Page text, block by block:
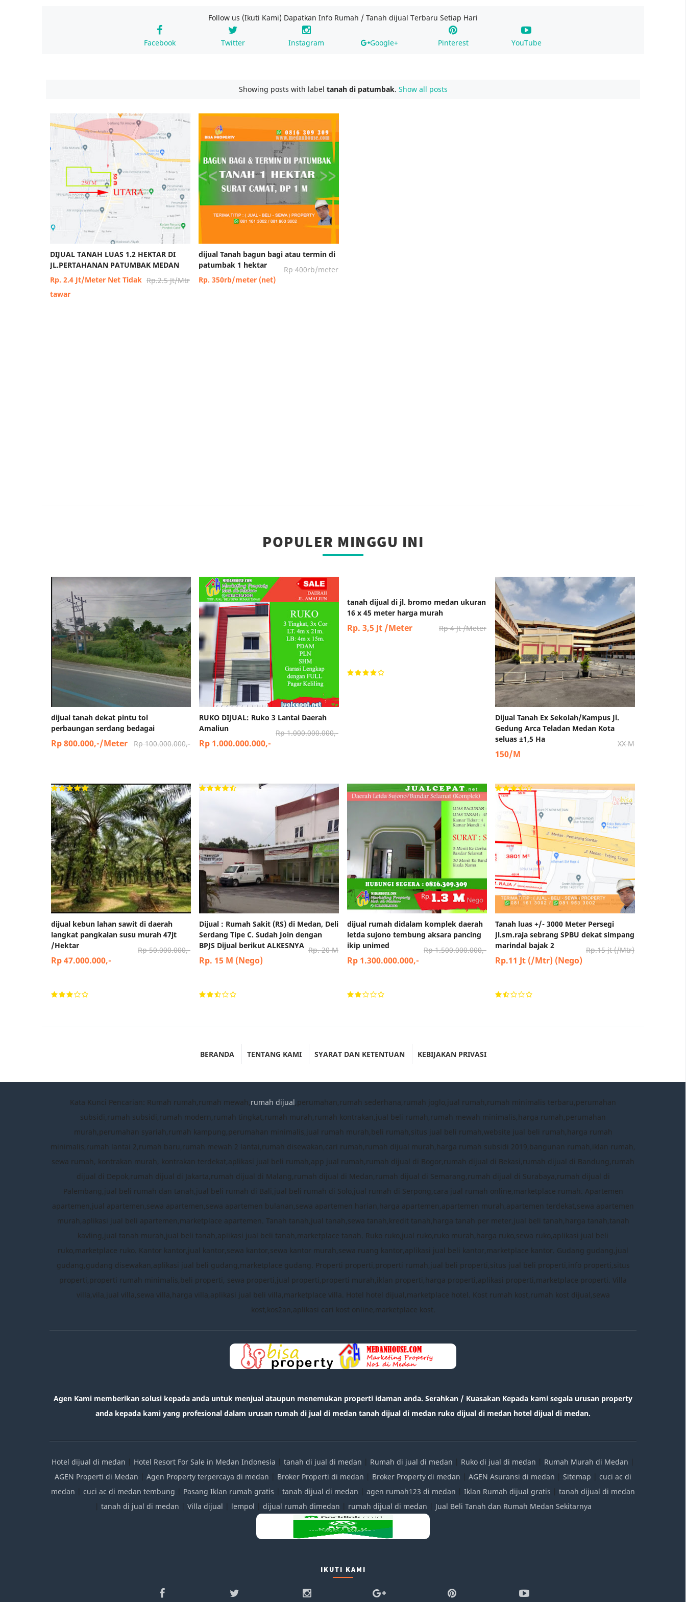
Follow us (Ikuti Kami) Dapatkan Info Rumah / Tanah dijual Terbaru Setiap Hari
Facebook Twitter Instagram Google+ Pinterest YouTube
Showing posts with label tanah di patumbak. Show all posts
DIJUAL TANAH LUAS 1.2 HEKTAR DI
JL.PERTAHANAN PATUMBAK MEDAN
Rp.2.5 Jt/Mtr
Rp. 2.4 Jt/Meter Net Tidak
tawar
dijual Tanah bagun bagi atau termin di
patumbak 1 hektar
Rp 400rb/meter
Rp. 350rb/meter (net)
POPULER MINGGU INI
dijual tanah dekat pintu tol
perbaungan serdang bedagai
Rp 100.000.000,-
Rp 800.000,-/Meter
RUKO DIJUAL: Ruko 3 Lantai Daerah
Amaliun
Rp 1.000.000.000,-
Rp 1.000.000.000,-
tanah dijual di jl. bromo medan ukuran
16 x 45 meter harga murah
Rp 4 Jt /Meter
Rp. 3,5 Jt /Meter
Dijual Tanah Ex Sekolah/Kampus Jl.
Gedung Arca Teladan Medan Kota
seluas ±1,5 Ha
XX M
150/M
dijual kebun lahan sawit di daerah
langkat pangkalan susu murah 47jt
/Hektar
Rp 50.000.000,-
Rp 47.000.000,-
Dijual : Rumah Sakit (RS) di Medan, Deli
Serdang Tipe C. Sudah Join dengan
BPJS Dijual berikut ALKESNYA Rp. 20 M
Rp. 15 M (Nego)
dijual rumah didalam komplek daerah
letda sujono tembung aksara pancing
ikip unimed
Rp 1.500.000.000,-
Rp 1.300.000.000,-
Tanah luas +/- 3000 Meter Persegi
Jl.sm.raja sebrang SPBU dekat simpang
marindal bajak 2
Rp.15 jt (/Mtr)
Rp.11 Jt (/Mtr) (Nego)
BERANDA TENTANG KAMI SYARAT DAN KETENTUAN KEBIJAKAN PRIVASI
Kata Kunci Pencarian: Rumah rumah,rumah mewah,rumah dijual,perumahan,rumah sederhana,rumah joglo,jual rumah,rumah minimalis terbaru,perumahan
subsidi,rumah subsidi,rumah modern,rumah tingkat,rumah murah,rumah kontrakan,jual beli rumah,rumah mewah minimalis,harga rumah,perumahan
murah,perumahan syariah,rumah kampung,perumahan minimalis,jual rumah murah,beli rumah,situs jual beli rumah,website jual beli rumah,harga rumah
minimalis,rumah lantai 2,rumah baru,rumah mewah 2 lantai,rumah disewakan,cari rumah,rumah dijual murah,harga rumah subsidi 2019,bangunan rumah,iklan rumah,
sewa rumah, kontrakan murah, kontrakan terdekat,aplikasi jual beli rumah,app jual rumah,rumah dijual di Bogor,rumah dijual di Bekasi,rumah dijual di Bandung,rumah
dijual di Depok,rumah dijual di Jakarta,rumah dijual di Malang,rumah dijual di Medan,rumah dijual di Semarang,rumah dijual di Surabaya,rumah dijual di
Palembang,jual beli rumah dan tanah,jual beli rumah di Bali,jual beli rumah di Solo,jual rumah di Serpong,cara jual rumah online,marketplace rumah. Apartemen
apartemen,jual apartemen,sewa apartemen,sewa apartemen bulanan,sewa apartemen harian,harga apartemen,apartemen murah,apartemen terdekat,sewa apartemen
murah,aplikasi jual beli apartemen,marketplace apartemen. Tanah tanah,jual tanah,sewa tanah,kredit tanah,harga tanah per meter,jual beli tanah,harga tanah,tanah
kavling,jual tanah murah,jual beli tanah,aplikasi jual beli tanah,marketplace tanah. Ruko ruko,jual ruko,ruko murah,harga ruko,sewa ruko,aplikasi jual beli
ruko,marketplace ruko. Kantor kantor,jual kantor,sewa kantor,sewa kantor murah,sewa ruang kantor,aplikasi jual beli kantor,marketplace kantor. Gudang gudang,jual
gudang,gudang disewakan,aplikasi jual beli gudang,marketplace gudang. Properti properti,properti rumah,jual beli properti,situs jual beli properti,info properti,situs
properti,properti rumah minimalis,beli properti, sewa properti,jual properti,properti murah,iklan properti,harga properti,aplikasi properti,marketplace properti. Villa
villa,vila,jual villa,sewa villa,harga villa,aplikasi jual beli villa,marketplace villa. Hotel hotel dijual,marketplace hotel. Kost rumah kost,rumah kost dijual,sewa
kost,kos2an,aplikasi cari kost online,marketplace kost.
Agen Kami memberikan solusi kepada anda untuk menjual ataupun menemukan properti idaman anda. Serahkan / Kuasakan Kepada kami segala urusan property
anda kepada kami yang profesional dalam urusan rumah di jual di medan tanah dijual di medan ruko dijual di medan hotel dijual di medan.
Hotel dijual di medan Hotel Resort For Sale in Medan Indonesia tanah di jual di medan Rumah di jual di medan Ruko di jual di medan Rumah Murah di Medan
AGEN Properti di Medan
Agen Property terpercaya di medan Broker Properti di medan Broker Property di medan AGEN Asuransi di medan Sitemap
cuci ac di
medan
cuci ac di medan tembung Pasang Iklan rumah gratis tanah dijual di medan agen rumah123 di medan Iklan Rumah dijual gratis
tanah dijual di medan
tanah di jual di medan Villa dijual lempol dijual rumah dimedan rumah dijual di medan Jual Beli Tanah dan Rumah Medan Sekitarnya
IKUTI KAMI